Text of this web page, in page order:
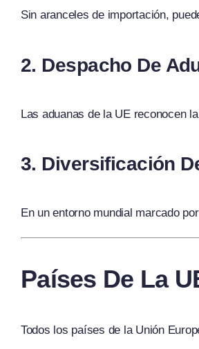
Sin aranceles de importación,
2. Despacho De
Las aduanas de la UE reconocen
3. Diversificación
En un entorno mundial marcado
Países De La
Todos los países de la Unión